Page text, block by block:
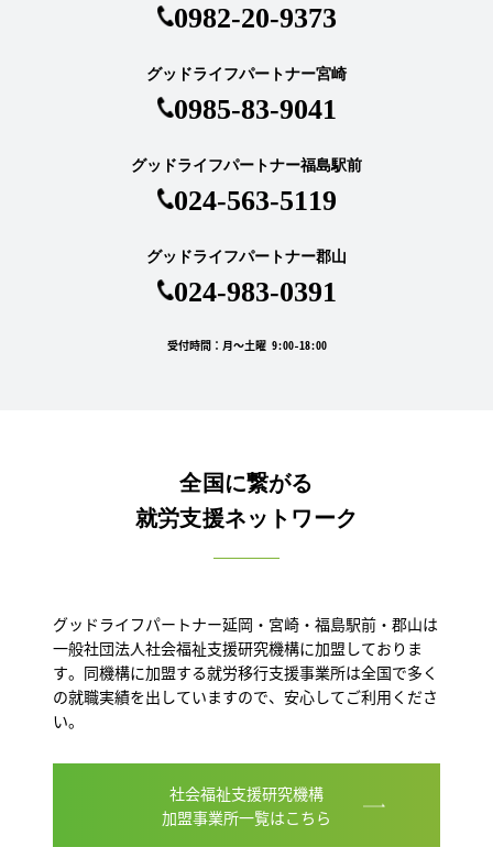
0982-20-9373
グッドライフパートナー宮崎
0985-83-9041
グッドライフパートナー福島駅前
024-563-5119
グッドライフパートナー郡山
024-983-0391
受付時間：月～土曜 9:00-18:00
全国に繋がる
就労支援ネットワーク
グッドライフパートナー延岡・宮崎・福島駅前・郡山は
一般社団法人社会福祉支援研究機構に加盟しておりま
す。同機構に加盟する就労移行支援事業所は全国で多く
の就職実績を出していますので、安心してご利用くださ
い。
社会福祉支援研究機構
加盟事業所一覧はこちら